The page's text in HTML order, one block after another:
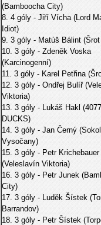
(Bamboocha City)
8. 4 góly - Jiří Vícha (Lord
Idiot)
9. 3 góly - Matúš Bálint
10. 3 góly - Zdeněk Voska
(Karcinogenní)
11. 3 góly - Karel Petřina
12. 3 góly - Ondřej Bulíř
Viktoria)
13. 3 góly - Lukáš Hakl (4077
DUCKS)
14. 3 góly - Jan Černý
Vysočany)
15. 3 góly - Petr Krichebauer
(Veleslavín Viktoria)
16. 3 góly - Petr Junek
City)
17. 3 góly - Luděk Šístek
Barrandov)
18. 3 góly - Petr Šístek